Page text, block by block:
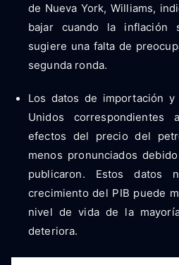
de Nueva York, Williams,
bajar cuando la inflación
sugiere una falta de
segunda ronda.
Los datos de importación y
Unidos
efectos del precio del
menos pronunciados
publicaron. Estos datos
crecimiento del PIB puede
nivel de vida de la
deteriora.